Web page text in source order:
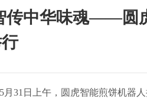
传中华味魂——圆
月31日上午，圆虎智能煎饼机器